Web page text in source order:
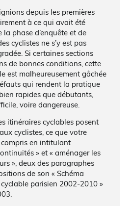
depuis les premières
à ce qui avait été
phase d’enquête et de
cyclistes ne s’y est pas
Si certaines sections
de bonnes conditions, cette
est malheureusement gâchée
qui rendent la pratique
rapides que débutants,
voire dangereuse.
itinéraires cyclables posent
cyclistes, ce que votre
en intitulant
» et « aménager les
», deux des paragraphes
de son « Schéma
parisien 2002-2010 »